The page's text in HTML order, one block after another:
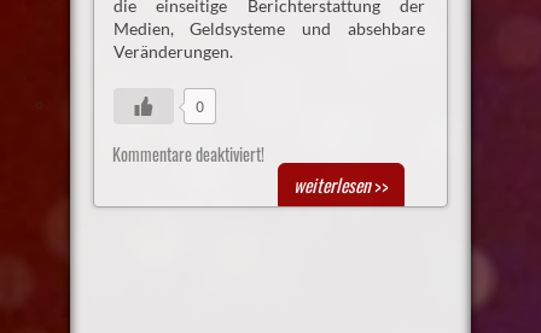
die einseitige Berichterstattung der
Medien, Geldsysteme und absehbare
Veränderungen.
0
Kommentare deaktiviert!
weiterlesen>>